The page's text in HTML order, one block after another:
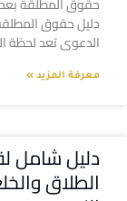
دليل حقوق
الدعوى تعد لحظة
معرفة المزيد »
دليل شامل
الطلاق